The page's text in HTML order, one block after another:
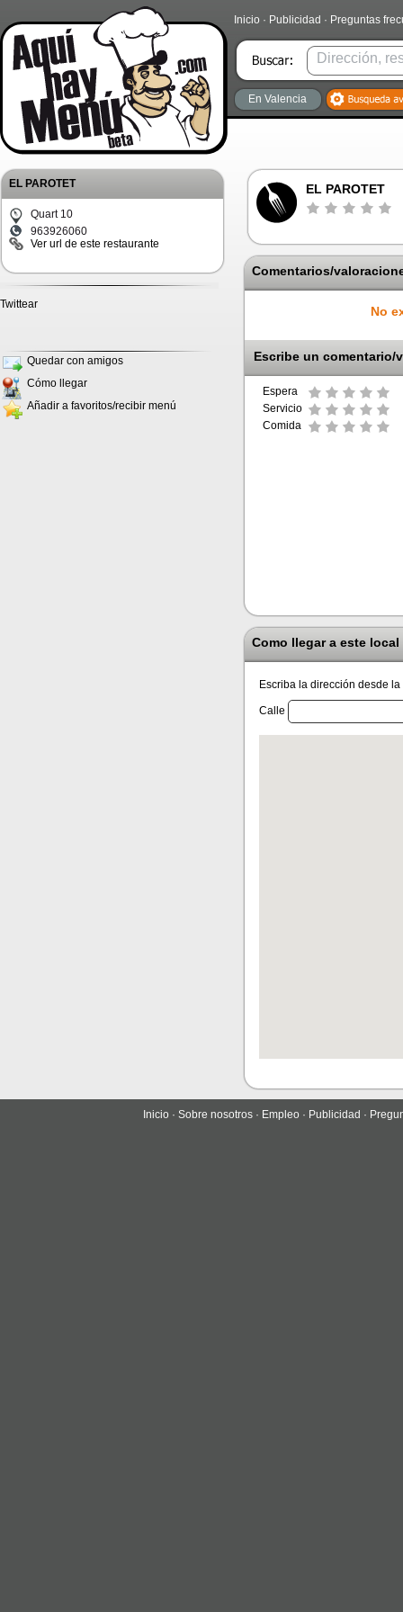
Inicio · Publicidad · Preguntas
En Valencia
EL PAROTET
Quart 10
963926060
Ver url de este restaurante
Twittear
Quedar con amigos
Cómo llegar
Añadir a favoritos/recibir menú
EL PAROTET
Comentarios/
No
Escribe un comentario/
Espera
Servicio
Comida
Como llegar a este local
Escriba la dirección desde
Calle
Inicio ·Sobre nosotros · Empleo · Publicidad ·